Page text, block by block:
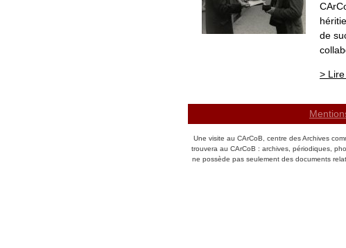
de
>
Une visite au CArCoB, centre des Archives
trouvera au CArCoB : archives, périodiques,
ne possède pas seulement des documents